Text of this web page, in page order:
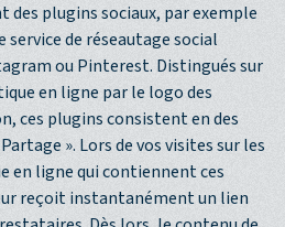
des plugins sociaux, par exemple
service de réseautage social
ou Pinterest. Distingués sur
en ligne par le logo des
ces plugins consistent en des
». Lors de vos visites sur les
en ligne qui contiennent ces
reçoit instantanément un lien